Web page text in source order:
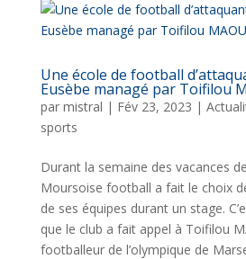
Une école de football
Eusèbe managé par Toifilou
par mistral | Fév 23, 2023 |
sports
Durant la semaine des vacances
Moursoise football a fait le choix
de ses équipes durant un stage.
que le club a fait appel à Toifilou
footballeur de l’olympique de